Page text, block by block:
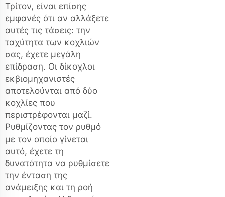
Τρίτον, είναι επίσης
εμφανές ότι αν αλλάξετε
αυτές τις τάσεις: την
ταχύτητα των κοχλιών
σας, έχετε μεγάλη
επίδραση. Οι δίκοχλοι
εκβιομηχανιστές
αποτελούνται από δύο
κοχλίες που
περιστρέφονται μαζί.
Ρυθμίζοντας τον ρυθμό
με τον οποίο γίνεται
αυτό, έχετε τη
δυνατότητα να ρυθμίσετε
την ένταση της
ανάμειξης και τη ροή